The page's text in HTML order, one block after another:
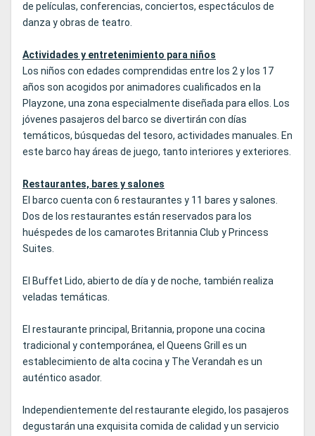
de películas, conferencias, conciertos, espectáculos de
danza y obras de teatro.
Actividades y entretenimiento para niños
Los niños con edades comprendidas entre los 2 y los 17
años son acogidos por animadores cualificados en la
Playzone, una zona especialmente diseñada para ellos. Los
jóvenes pasajeros del barco se divertirán con días
temáticos, búsquedas del tesoro, actividades manuales. En
este barco hay áreas de juego, tanto interiores y exteriores.
Restaurantes, bares y salones
El barco cuenta con 6 restaurantes y 11 bares y salones.
Dos de los restaurantes están reservados para los
huéspedes de los camarotes Britannia Club y Princess
Suites.
El Buffet Lido, abierto de día y de noche, también realiza
veladas temáticas.
El restaurante principal, Britannia, propone una cocina
tradicional y contemporánea, el Queens Grill es un
establecimiento de alta cocina y The Verandah es un
auténtico asador.
Independientemente del restaurante elegido, los pasajeros
degustarán una exquisita comida de calidad y un servicio